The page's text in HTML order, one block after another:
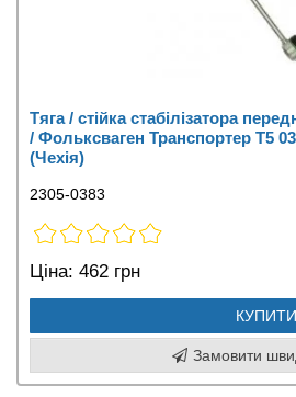
Тяга / стійка стабілізатора
/ Фольксваген Транспортер Т5
(Чехія)
2305-0383
Ціна: 462 грн
КУПИТИ
Замовити